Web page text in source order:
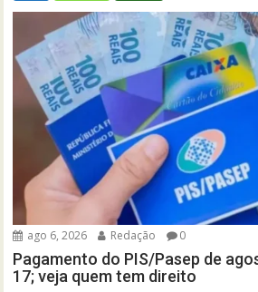
ago 6, 2026 Redação 0
Pagamento do PIS/Pasep de
17; veja quem tem direito